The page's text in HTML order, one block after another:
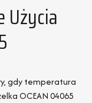
Użycia
gdy temperatura
OCEAN 04065